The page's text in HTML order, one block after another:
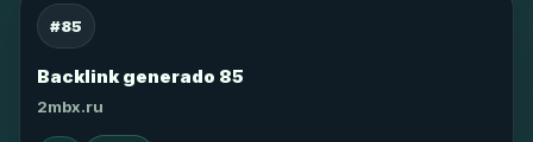
#85
Backlink generado 85
2mbx.ru